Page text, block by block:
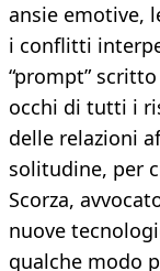
ansie emotive,
i conflitti
“prompt”
occhi di tutti i
delle relazioni
solitudine, per
Scorza,
nuove
qualche modo